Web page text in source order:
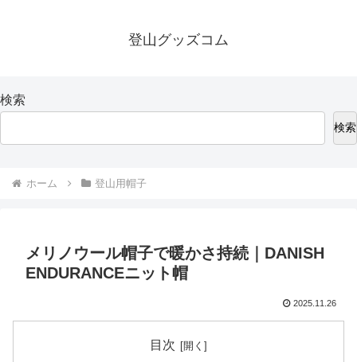
登山グッズコム
検索
検索
ホーム 登山用帽子
メリノウール帽子で暖かさ持続｜DANISH
ENDURANCEニット帽
2025.11.26
目次